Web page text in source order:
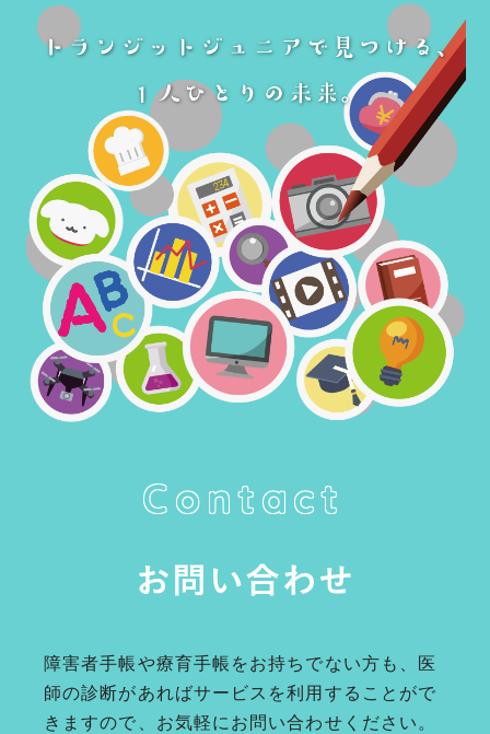
Contact
お問い合わせ
障害者手帳や療育手帳をお持ちでない方も、医
師の診断があればサービスを利用することがで
きますので、お気軽にお問い合わせください。